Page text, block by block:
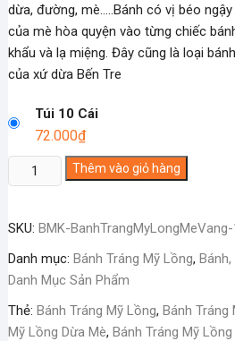
dừa, đường, mè…..Bánh có vị béo
của mè hòa quyện vào từng chiếc
khẩu và lạ miệng. Đây cũng là loại
của xứ dừa Bến Tre
Túi 10 Cái
72.000₫
Bánh
Tráng
Lồng
Dừa
Mè
số
lượng
Thêm vào giỏ hàng
SKU: BMK-BanhTrangMyLongMeVang-
Danh mục: Bánh Tráng Mỹ Lồng,
Danh Mục Sản Phẩm
Thẻ: Bánh Tráng Mỹ Lồng, Bánh Tráng
Mỹ Lồng Dừa Mè, Bánh Tráng Mỹ